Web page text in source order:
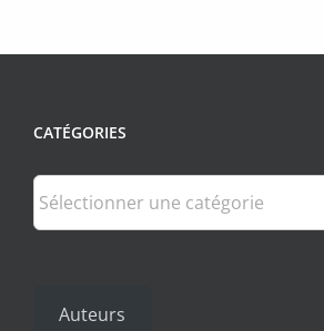
CATÉGORIES
Catégories
Auteurs